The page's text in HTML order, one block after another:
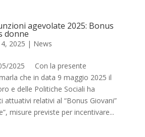
agevolate 2025: Bonus
donne
2025 | News
2025 Con la presente
che in data 9 maggio 2025 il
e delle Politiche Sociali ha
attuativi relativi al “Bonus Giovani”
misure previste per incentivare...